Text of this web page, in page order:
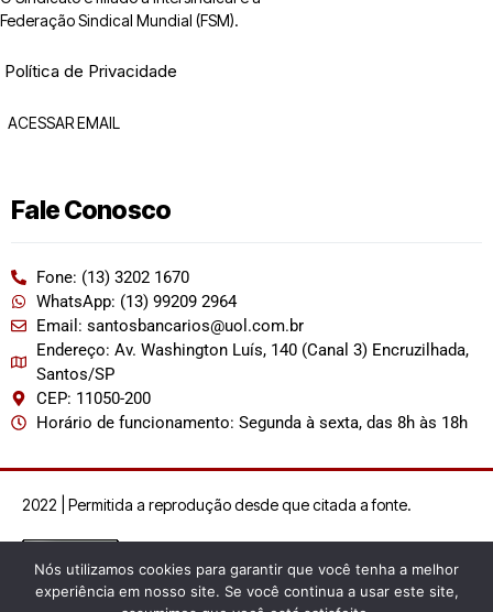
Federação Sindical Mundial (FSM).
Política de Privacidade
ACESSAR EMAIL
Fale Conosco
Fone: (13) 3202 1670
WhatsApp: (13) 99209 2964
Email: santosbancarios@uol.com.br
Endereço: Av. Washington Luís, 140 (Canal 3) Encruzilhada,
Santos/SP
CEP: 11050-200
Horário de funcionamento: Segunda à sexta, das 8h às 18h
2022 | Permitida a reprodução desde que citada a fonte.
Nós utilizamos cookies para garantir que você tenha a melhor
experiência em nosso site. Se você continua a usar este site,